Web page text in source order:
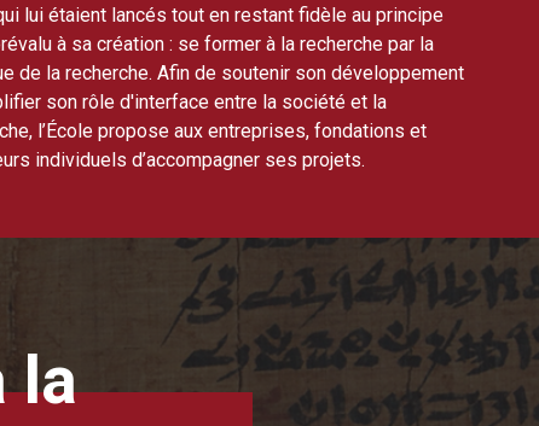
lui étaient lancés tout en restant fidèle au principe
à sa création : se former à la recherche par la
de la recherche. Afin de soutenir son développement
son rôle d'interface entre la société et la
l’École propose aux entreprises, fondations et
individuels d’accompagner ses projets.
la